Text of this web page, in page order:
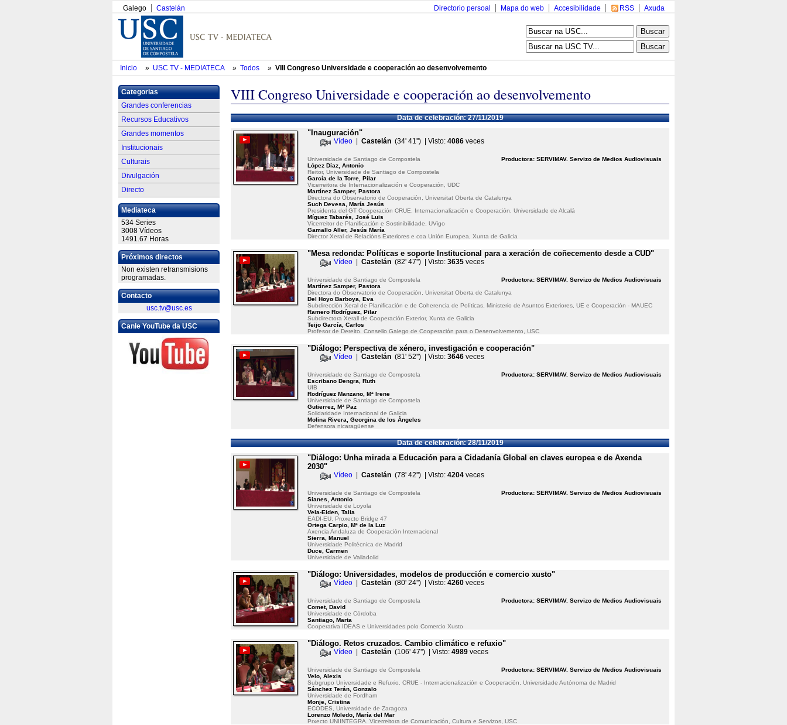
Galego Castelán Axuda
RSS
Accesibilidade
Mapa do web
Directorio persoal
Inicio » USC TV - MEDIATECA » Todos » VIII Congreso Universidade e cooperación ao desenvolvemento
Categorias
Grandes conferencias
Recursos Educativos
Grandes momentos
Institucionais
Culturais
Divulgación
Directo
Mediateca
534 Series
3008 Vídeos
1491.67 Horas
Próximos directos
Non existen retransmisions
programadas.
Contacto
usc.tv@usc.es
Canle YouTube da USC
VIII Congreso Universidade e cooperación ao desenvolvemento
Data de celebración: 27/11/2019
"Inauguración"
Vídeo| Castelán(34' 41'') | Visto: 4086veces
Productora: SERVIMAV. Servizo de Medios Audiovisuais
Universidade de Santiago de Compostela
López Díaz, Antonio
Reitor, Universidade de Santiago de Compostela
García de la Torre, Pilar
Vicerreitora de Internacionalización e Cooperación, UDC
Martínez Samper, Pastora
Directora do Observatorio de Cooperación, Universitat Oberta de Catalunya
Such Devesa, María Jesús
Presidenta del GT Cooperación CRUE. Internacionalización e Cooperación, Universidade de Alcalá
Míguez Tabarés, José Luis
Vicerreitor de Planificación e Sostinibilidade, UVigo
Gamallo Aller, Jesús María
Director Xeral de Relacións Exteriores e coa Unión Europea, Xunta de Galicia
"Mesa redonda: Políticas e soporte Institucional para a xeración de coñecemento desde a CUD"
Vídeo| Castelán(82' 47'') | Visto: 3635veces
Productora: SERVIMAV. Servizo de Medios Audiovisuais
Universidade de Santiago de Compostela
Martínez Samper, Pastora
Directora do Observatorio de Cooperación, Universitat Oberta de Catalunya
Del Hoyo Barboya, Eva
Subdirección Xeral de Planificación e de Coherencia de Políticas, Ministerio de Asuntos Exteriores, UE e Cooperación - MAUEC
Ramero Rodríguez, Pilar
Subdirectora Xerall de Cooperación Exterior, Xunta de Galicia
Teijo García, Carlos
Profesor de Dereito. Consello Galego de Cooperación para o Desenvolvemento, USC
"Diálogo: Perspectiva de xénero, investigación e cooperación"
Vídeo| Castelán(81' 52'') | Visto: 3646veces
Productora: SERVIMAV. Servizo de Medios Audiovisuais
Universidade de Santiago de Compostela
Escribano Dengra, Ruth
UIB
Rodríguez Manzano, Mª Irene
Universidade de Santiago de Compostela
Gutierrez, Mª Paz
Solidaridade Internacional de Galicia
Molina Rivera, Georgina de los Ángeles
Defensora nicaragüense
Data de celebración: 28/11/2019
"Diálogo: Unha mirada a Educación para a Cidadanía Global en claves europea e de Axenda
2030"
Vídeo| Castelán(78' 42'') | Visto: 4204veces
Productora: SERVIMAV. Servizo de Medios Audiovisuais
Universidade de Santiago de Compostela
Sianes, Antonio
Universidade de Loyola
Vela-Eiden, Talia
EADI-EU. Proxecto Bridge 47
Ortega Carpio, Mª de la Luz
Axencia Andaluza de Cooperación Internacional
Sierra, Manuel
Universidade Politécnica de Madrid
Duce, Carmen
Universidade de Valladolid
"Diálogo: Universidades, modelos de producción e comercio xusto"
Vídeo| Castelán(80' 24'') | Visto: 4260veces
Productora: SERVIMAV. Servizo de Medios Audiovisuais
Universidade de Santiago de Compostela
Comet, David
Universidade de Córdoba
Santiago, Marta
Cooperativa IDEAS e Universidades polo Comercio Xusto
"Diálogo. Retos cruzados. Cambio climático e refuxio"
Vídeo| Castelán(106' 47'') | Visto: 4989veces
Productora: SERVIMAV. Servizo de Medios Audiovisuais
Universidade de Santiago de Compostela
Velo, Alexis
Subgrupo Universidade e Refuxio. CRUE - Internacionalización e Cooperación, Universidade Autónoma de Madrid
Sánchez Terán, Gonzalo
Universidade de Fordham
Monje, Cristina
ECODES, Universidade de Zaragoza
Lorenzo Moledo, María del Mar
Prxecto UNIINTEGRA. Vicerreitora de Comunicación, Cultura e Servizos, USC